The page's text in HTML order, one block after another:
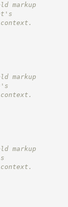
markup
context.
markup
context.
markup
context.